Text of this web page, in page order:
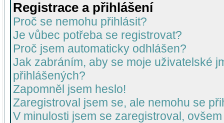
Registrace a přihlášení
Proč se nemohu přihlásit?
Je vůbec potřeba se registrovat?
Proč jsem automaticky odhlášen?
Jak zabráním, aby se moje uživatelské
přihlášených?
Zapomněl jsem heslo!
Zaregistroval jsem se, ale nemohu se
V minulosti jsem se zaregistroval,